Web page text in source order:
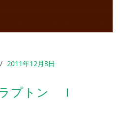
2011年12月8日
プトン Ｉ